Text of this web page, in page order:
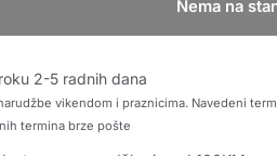
Nema na
2-5 radnih dana
vikendom i praznicima. Navedeni
termina brze pošte